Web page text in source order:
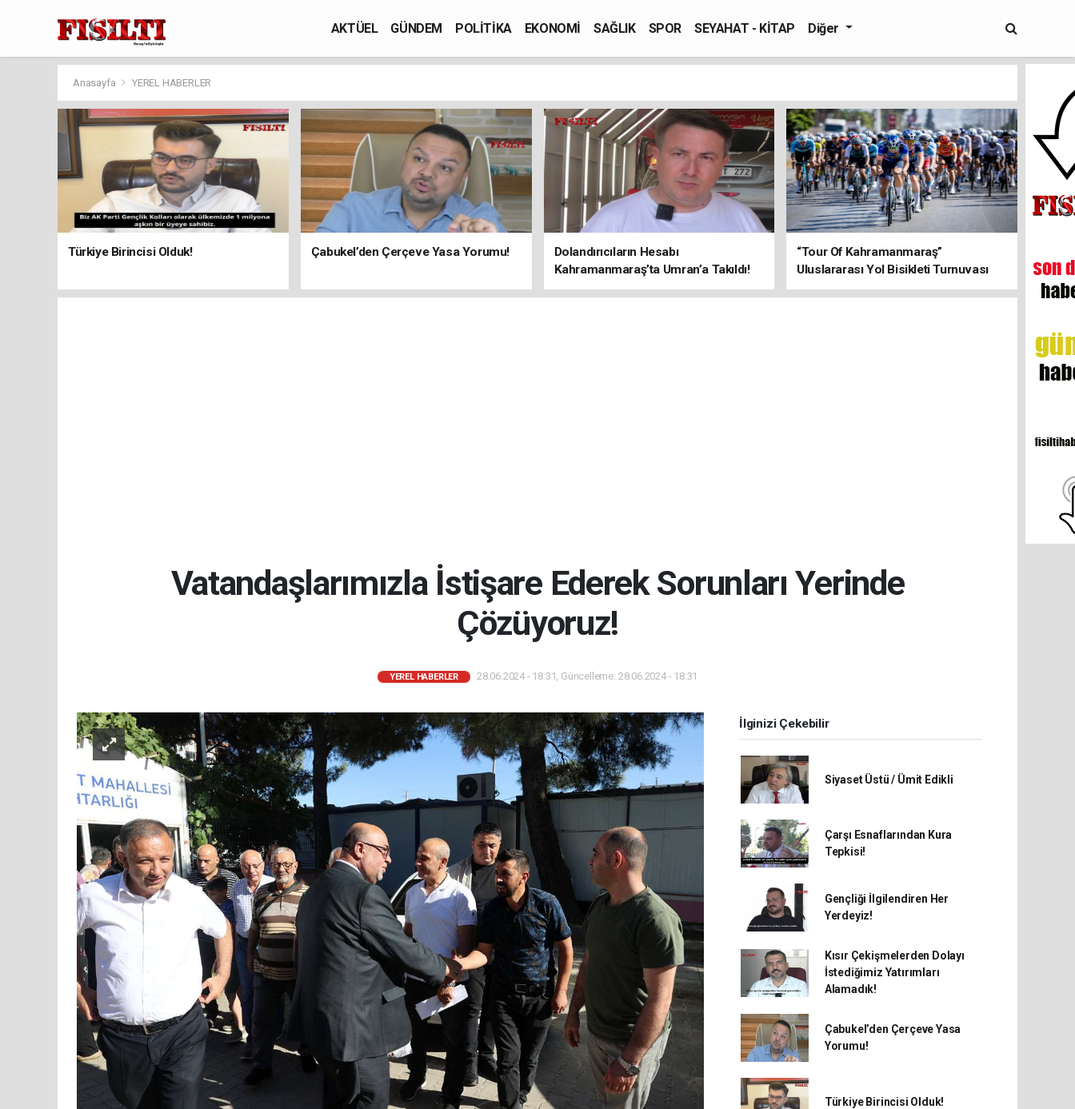
AKTÜEL GÜNDEM POLİTİKA EKONOMİ SAĞLIK SPOR SEYAHAT - KİTAP Diğer
Anasayfa YEREL HABERLER
Türkiye Birincisi Olduk! Çabukel’den Çerçeve Yasa Yorumu!
Dolandırıcıların Hesabı
Kahramanmaraş’ta Umran’a Takıldı!
“Tour Of Kahramanmaraş”
Uluslararası Yol Bisikleti Turnuvası
Tamamlandı!
Vatandaşlarımızla İstişare Ederek Sorunları Yerinde
Çözüyoruz!
YEREL HABERLER 28.06.2024 - 18:31, Güncelleme: 28.06.2024 - 18:31
İlginizi Çekebilir
Siyaset Üstü / Ümit Edikli
Çarşı Esnaflarından Kura
Tepkisi!
Gençliği İlgilendiren Her
Yerdeyiz!
Kısır Çekişmelerden Dolayı
İstediğimiz Yatırımları
Alamadık!
Çabukel’den Çerçeve Yasa
Yorumu!
Türkiye Birincisi Olduk!